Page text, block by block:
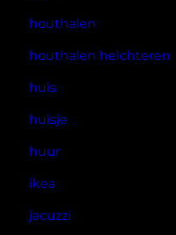
houthalen
houthalen helchteren
huis
huisje
huur
ikea
jacuzzi